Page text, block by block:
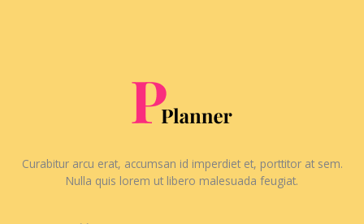
Curabitur arcu erat, accumsan id imperdiet et, porttitor at sem.
Nulla quis lorem ut libero malesuada feugiat.